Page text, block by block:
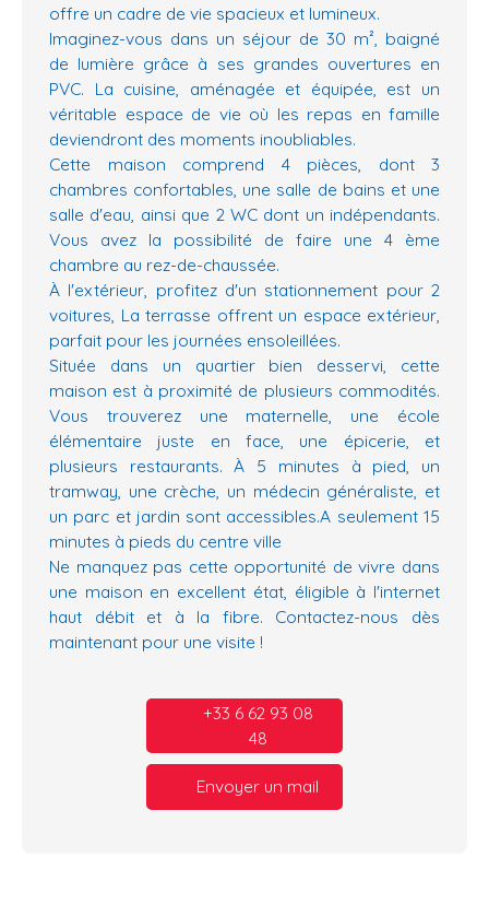
offre un cadre de vie spacieux et lumineux.
Imaginez-vous dans un séjour de 30 m², baigné
de lumière grâce à ses grandes ouvertures en
PVC. La cuisine, aménagée et équipée, est un
véritable espace de vie où les repas en famille
deviendront des moments inoubliables.
Cette maison comprend 4 pièces, dont 3
chambres confortables, une salle de bains et une
salle d'eau, ainsi que 2 WC dont un indépendants.
Vous avez la possibilité de faire une 4 ème
chambre au rez-de-chaussée.
À l'extérieur, profitez d'un stationnement pour 2
voitures, La terrasse offrent un espace extérieur,
parfait pour les journées ensoleillées.
Située dans un quartier bien desservi, cette
maison est à proximité de plusieurs commodités.
Vous trouverez une maternelle, une école
élémentaire juste en face, une épicerie, et
plusieurs restaurants. À 5 minutes à pied, un
tramway, une crèche, un médecin généraliste, et
un parc et jardin sont accessibles.A seulement 15
minutes à pieds du centre ville
Ne manquez pas cette opportunité de vivre dans
une maison en excellent état, éligible à l'internet
haut débit et à la fibre. Contactez-nous dès
maintenant pour une visite !
+33 6 62 93 08
48
Envoyer un mail